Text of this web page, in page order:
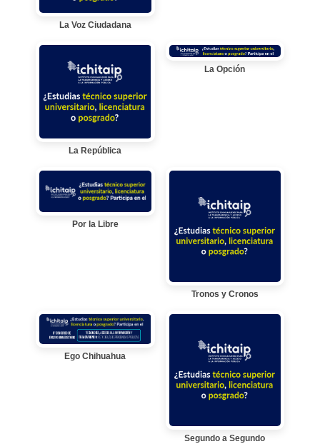
La Voz Ciudadana
La República
La Opción
Por la Libre
Tronos y Cronos
Ego Chihuahua
Segundo a Segundo